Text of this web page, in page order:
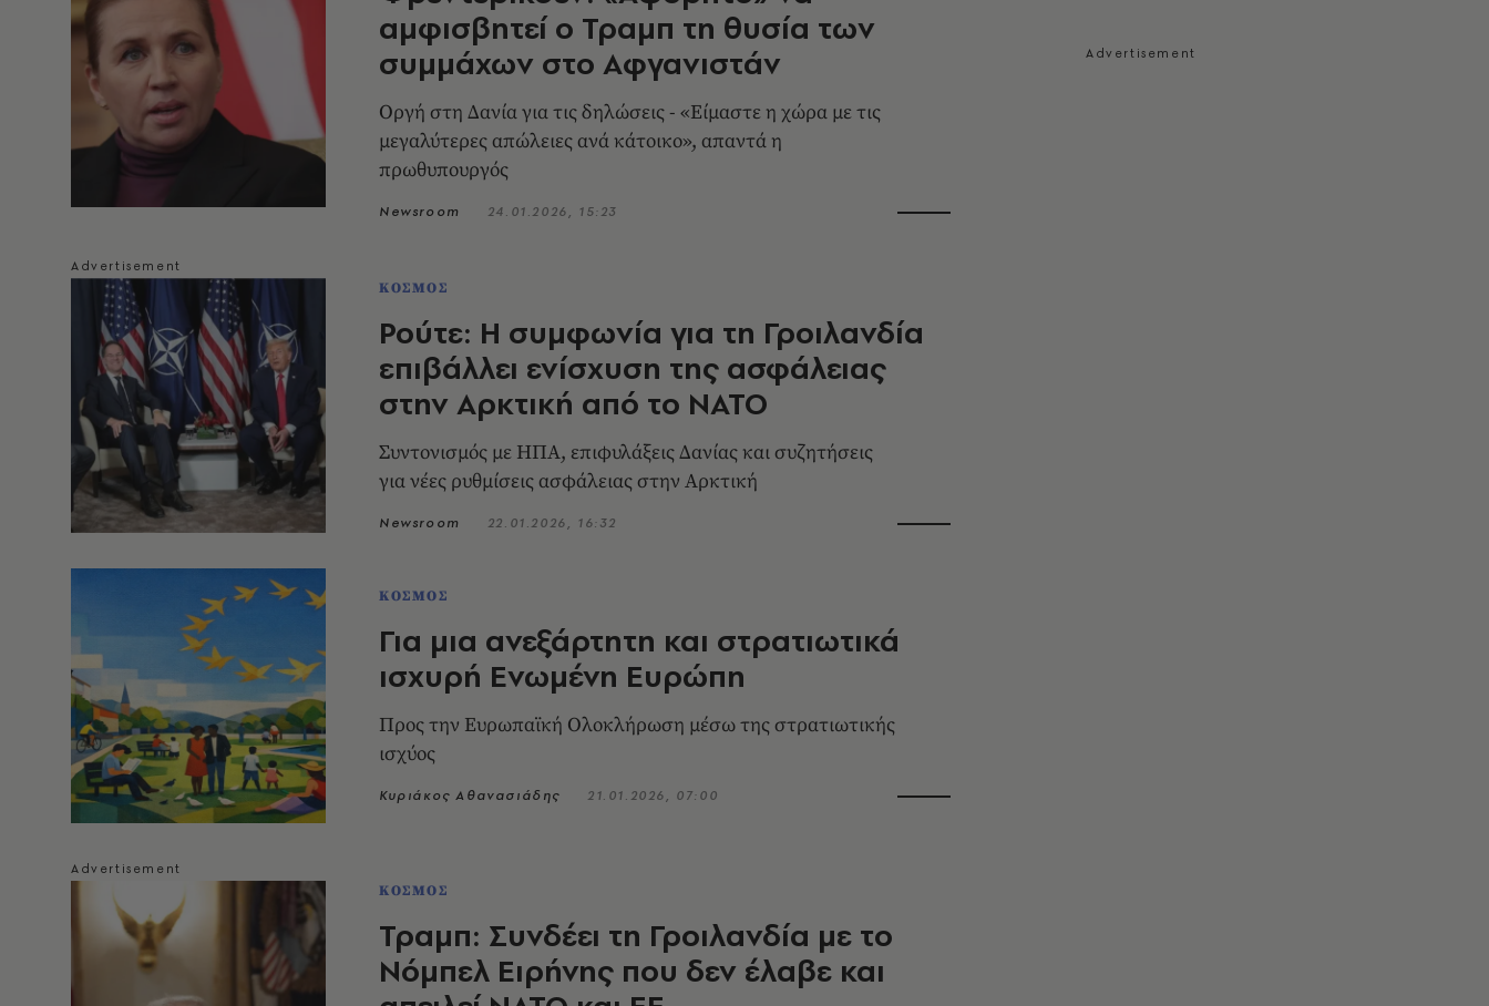
αμφισβητεί ο Τραμπ τη θυσία των
συμμάχων στο Αφγανιστάν
Οργή στη Δανία για τις δηλώσεις - «Είμαστε η χώρα με τις
μεγαλύτερες απώλειες ανά κάτοικο», απαντά η
πρωθυπουργός
Newsroom 24.01.2026, 15:23
ΚΟΣΜΟΣ
Ρούτε: Η συμφωνία για τη Γροιλανδία
επιβάλλει ενίσχυση της ασφάλειας
στην Αρκτική από το ΝΑΤΟ
Συντονισμός με ΗΠΑ, επιφυλάξεις Δανίας και συζητήσεις
για νέες ρυθμίσεις ασφάλειας στην Αρκτική
Newsroom 22.01.2026, 16:32
ΚΟΣΜΟΣ
Για μια ανεξάρτητη και στρατιωτικά
ισχυρή Ενωμένη Ευρώπη
Προς την Ευρωπαϊκή Ολοκλήρωση μέσω της στρατιωτικής
ισχύος
Κυριάκος Αθανασιάδης 21.01.2026, 07:00
ΚΟΣΜΟΣ
Τραμπ: Συνδέει τη Γροιλανδία με το
Νόμπελ Ειρήνης που δεν έλαβε και